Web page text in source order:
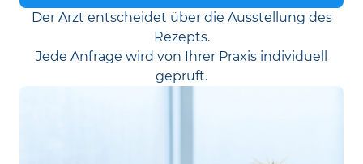
Der Arzt entscheidet über die Ausstellung des
Rezepts.
Jede Anfrage wird von Ihrer Praxis individuell
geprüft.